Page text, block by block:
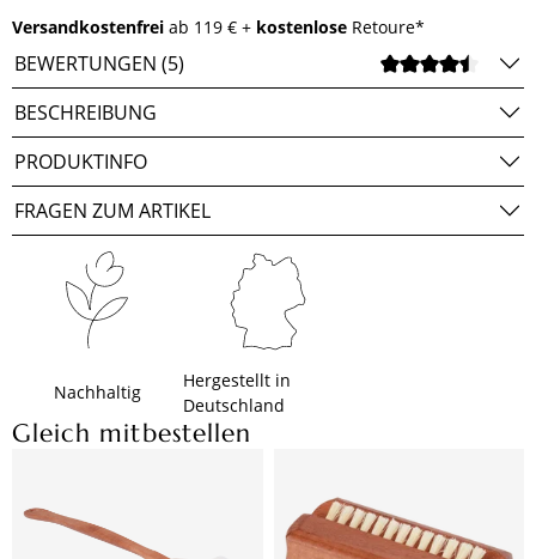
Versandkostenfrei ab 119 € + kostenlose Retoure*
BEWERTUNGEN (5)
BESCHREIBUNG
PRODUKTINFO
FRAGEN ZUM ARTIKEL
Nachhaltig
Hergestellt in
Deutschland
Gleich mitbestellen